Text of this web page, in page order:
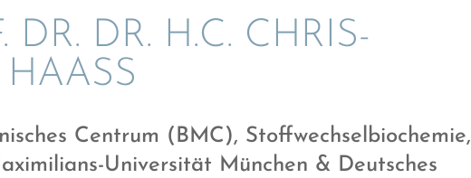
DR. DR. H.C. CHRIS­
Centrum (BMC), Stoff­wech­sel­bio­che­mie,
Univer­si­tät München & Deutsches